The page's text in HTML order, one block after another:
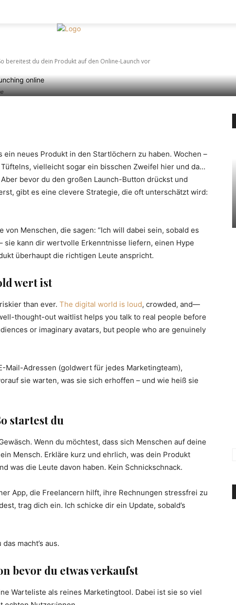
bereitest du dein Produkt auf den Online-Launch vor
mit Wirkung: So
ein neues Produkt in den Startlöchern zu haben. Wochen –
vielleicht sogar ein bisschen Zweifel hier und da…
bevor du den großen Launch-Button drückst und
gibt es eine clevere Strategie, die oft unterschätzt wird:
Menschen, die sagen: “Ich will dabei sein, sobald es
sie kann dir wertvolle Erkenntnisse liefern, einen Hype
überhaupt die richtigen Leute anspricht.
wert ist
than ever. The digital world is loud, crowded, and—
thought-out waitlist helps you talk to real people before
or imaginary avatars, but people who are genuinely
Mail-Adressen (goldwert für jedes Marketingteam),
sie warten, was sie sich erhoffen – und wie heiß sie
startest du
Wenn du möchtest, dass sich Menschen auf deine
Mensch. Erkläre kurz und ehrlich, was dein Produkt
was die Leute davon haben. Kein Schnickschnack.
App, die Freelancern hilft, ihre Rechnungen stressfrei zu
trag dich ein. Ich schicke dir ein Update, sobald’s
macht’s aus.
bevor du etwas verkaufst
Warteliste als reines Marketingtool. Dabei ist sie so viel